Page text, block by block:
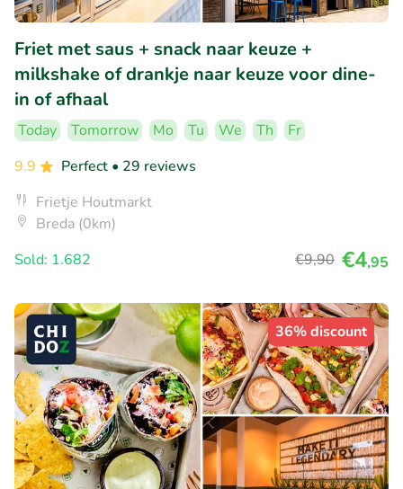
Friet met saus + snack naar keuze +
milkshake of drankje naar keuze voor dine-
in of afhaal
Today Tomorrow Mo Tu We Th
Fr
9.9
Perfect • 29 reviews
Frietje Houtmarkt
Breda (0km)
Sold: 1.682
€9,90 €4,95
36% discount